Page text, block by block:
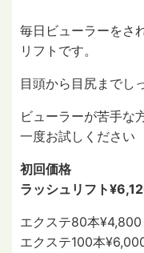
毎日ビューラーをさ
リフトです。
目頭から目尻までし
ビューラーが苦手な
一度お試しください
初回価格
ラッシュリフト
エクステ80本¥4,800
エクステ100本